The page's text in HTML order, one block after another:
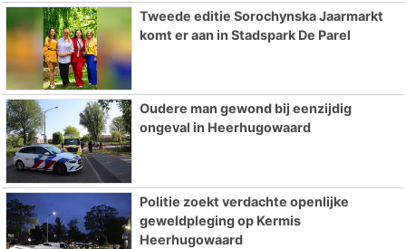
Tweede editie Sorochynska Jaarmarkt
komt er aan in Stadspark De Parel
Oudere man gewond bij eenzijdig
ongeval in Heerhugowaard
Politie zoekt verdachte openlijke
geweldpleging op Kermis
Heerhugowaard